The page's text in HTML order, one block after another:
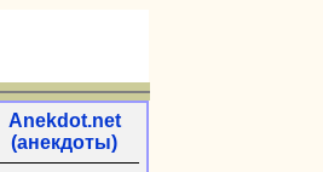
Anekdot.net
(анекдоты)